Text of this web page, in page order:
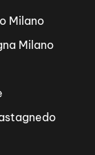
Milano
Milano